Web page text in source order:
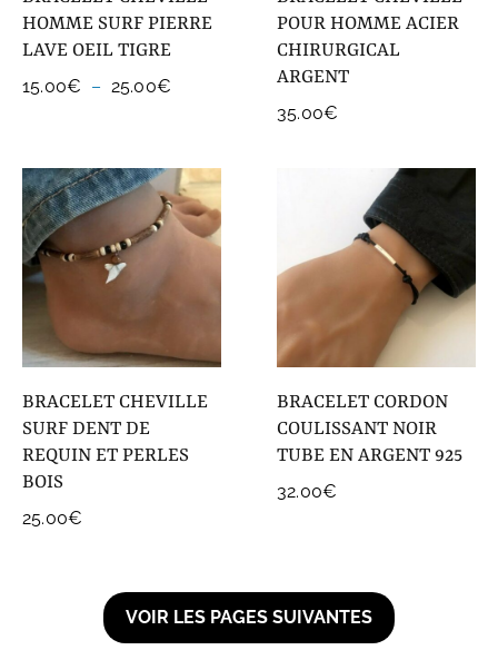
HOMME SURF PIERRE
LAVE OEIL TIGRE
15.00€ – 25.00€
à
25.00€
POUR HOMME ACIER
CHIRURGICAL
ARGENT
35.00€
BRACELET CHEVILLE
SURF DENT DE
REQUIN ET PERLES
BOIS
25.00€
BRACELET CORDON
COULISSANT NOIR
TUBE EN ARGENT 925
32.00€